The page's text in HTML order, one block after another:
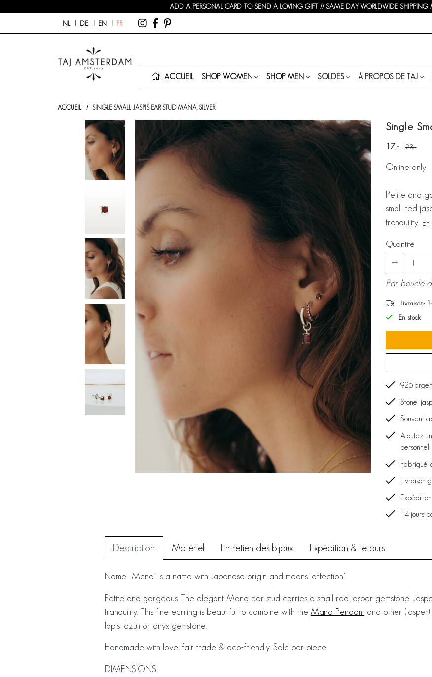
ADD A PERSONAL CARD TO SEND A LOVING GIFT // SAME DAY WORLDWIDE SHIPPING
NL DE EN FR
ACCUEIL SHOP WOMEN SHOP MEN SOLDES À PROPOS DE TAJ
ACCUEIL SINGLE SMALL JASPIS EAR STUD MANA, SILVER
Single
17 23
Online only
Petite and
small red
tranquility. En
Quantité
Par boucle
Livraison:
En stock
925
Stone:
Souvent
Ajoutez
Fabriqué
14 jours
Description Matériel Entretien des bijoux Expédition & retours
Name: ‘Mana’ is a name with Japanese origin and means ‘affection’.
Petite and gorgeous. The elegant Mana ear stud carries a small red jasper gemstone.
tranquility. This fine earring is beautiful to combine with the Mana Pendant and other
lapis lazuli or onyx gemstone.
Handmade with love, fair trade & eco-friendly. Sold per piece.
DIMENSIONS